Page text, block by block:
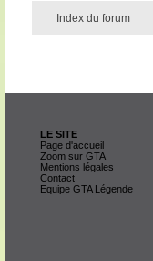
Index du forum
LE SITE
Page d'accueil
Zoom sur GTA
Mentions légales
Contact
Equipe GTA Légende